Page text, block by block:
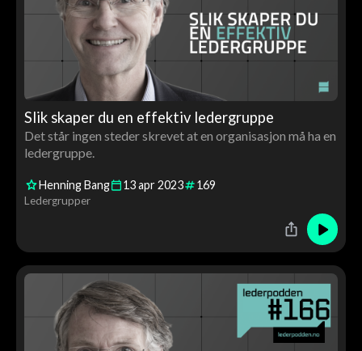
Slik skaper du en effektiv ledergruppe
Det står ingen steder skrevet at en organisasjon må ha en
ledergruppe.
Henning Bang 13apr2023 169
Ledergrupper